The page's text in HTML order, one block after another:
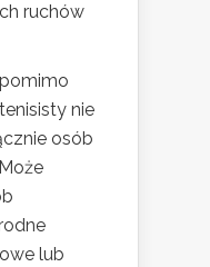
ruchów
nie
osób
lub